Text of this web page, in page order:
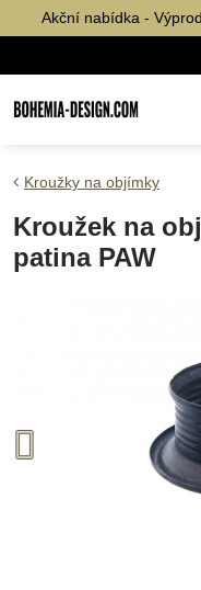
Akční nabídka -
Kroužky na objímky
Kroužek na
patina PAW